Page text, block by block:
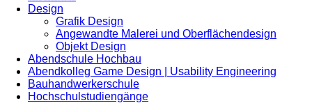
Design
Grafik Design
Angewandte Malerei und Oberflächendesign
Objekt Design
Abendschule Hochbau
Abendkolleg Game Design | Usability Engineering
Bauhandwerkerschule
Hochschulstudiengänge